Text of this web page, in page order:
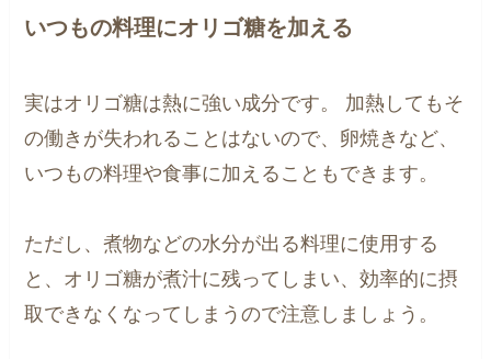
いつもの料理にオリゴ糖を加える
実はオリゴ糖は熱に強い成分です。 加熱してもそ
の働きが失われることはないので、卵焼きなど、
いつもの料理や食事に加えることもできます。
ただし、煮物などの水分が出る料理に使用する
と、オリゴ糖が煮汁に残ってしまい、効率的に摂
取できなくなってしまうので注意しましょう。